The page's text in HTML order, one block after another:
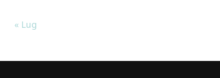
« Lug